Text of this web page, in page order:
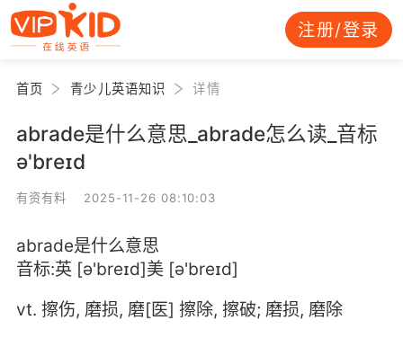
注册/登录
首页 青少儿英语知识 详情
abrade是什么意思_abrade怎么读_音标
ə'breɪd
有资有料 2025-11-26 08:10:03
abrade是什么意思
音标:英 [ə'breɪd]美 [ə'breɪd]
vt. 擦伤, 磨损, 磨[医] 擦除, 擦破; 磨损, 磨除